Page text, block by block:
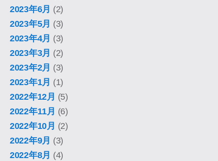
2023年6月 (2)
2023年5月 (3)
2023年4月 (3)
2023年3月 (2)
2023年2月 (3)
2023年1月 (1)
2022年12月 (5)
2022年11月 (6)
2022年10月 (2)
2022年9月 (3)
2022年8月 (4)